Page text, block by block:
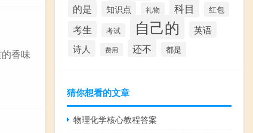
香味
的是 知识点 礼物 科目 红包
考生 考试 自己的 英语
诗人 费用 还不 都是
猜你想看的文章
物理化学核心教程答案